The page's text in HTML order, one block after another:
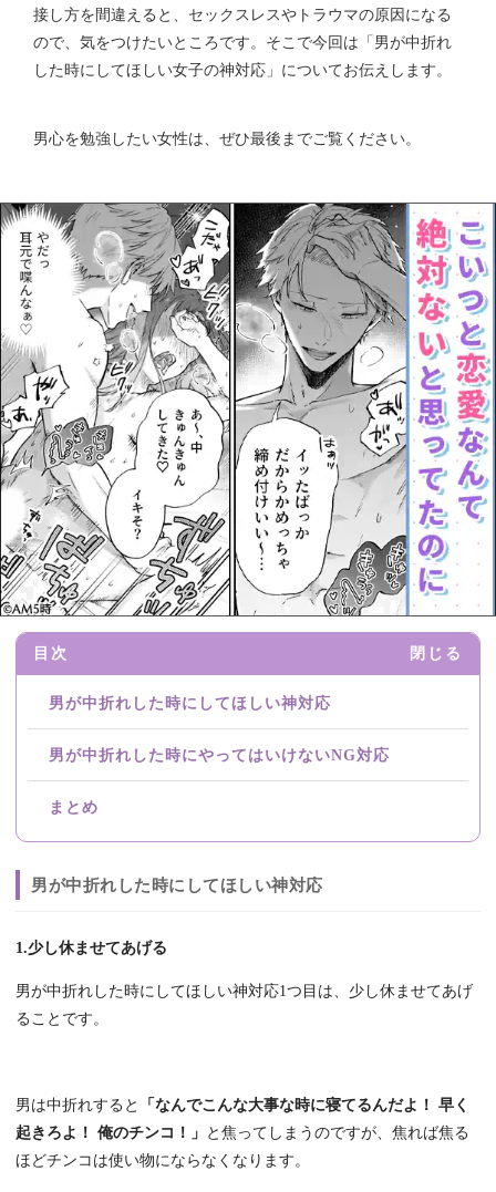
接し方を間違えると、セックスレスやトラウマの原因になる
ので、気をつけたいところです。そこで今回は「男が中折れ
した時にしてほしい女子の神対応」についてお伝えします。
男心を勉強したい女性は、ぜひ最後までご覧ください。
目次 閉じる
男が中折れした時にしてほしい神対応
男が中折れした時にやってはいけないNG対応
まとめ
男が中折れした時にしてほしい神対応
1.少し休ませてあげる
男が中折れした時にしてほしい神対応1つ目は、少し休ませてあげ
ることです。
男は中折れすると
「なんでこんな大事な時に寝てるんだよ！ 早く
起きろよ！ 俺のチンコ！」 と焦ってしまうのですが、焦れば焦る
ほどチンコは使い物にならなくなります。